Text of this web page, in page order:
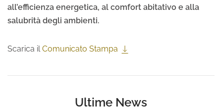
all’efficienza energetica, al comfort abitativo e alla
salubrità degli ambienti.
Scarica il Comunicato Stampa
Ultime News